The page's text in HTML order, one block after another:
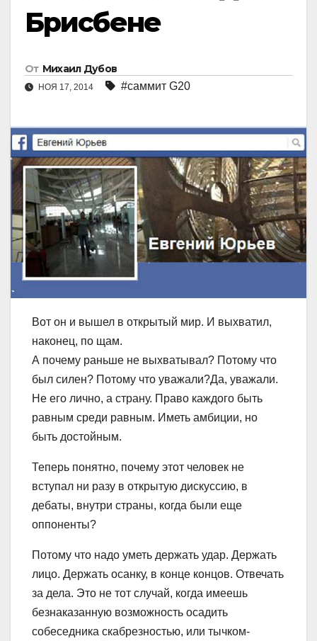
Брисбене
От Михаил Дубов
НОЯ 17, 2014 #саммит G20
Вот он и вышел в открытый мир. И выхватил,
наконец, по щам.
А почему раньше не выхватывал? Потому что
был силен? Потому что уважали?Да, уважали.
Не его лично, а страну. Право каждого быть
равным среди равным. Иметь амбиции, но
быть достойным.
Теперь понятно, почему этот человек не
вступал ни разу в открытую дискуссию, в
дебаты, внутри страны, когда были еще
оппоненты?
Потому что надо уметь держать удар. Держать
лицо. Держать осанку, в конце концов. Отвечать
за дела. Это не тот случай, когда имеешь
безнаказанную возможность осадить
собеседника скабрезностью, или тычком-